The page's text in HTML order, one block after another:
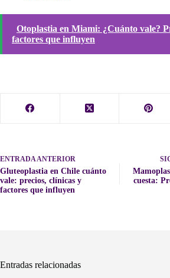
Otoplastia en Miami: ¿Cuánto vale?
factores que influyen
ENTRADA ANTERIOR
Gluteoplastia en Chile cuánto
vale: precios, clínicas y
factores que influyen
cuesta:
Entradas relacionadas